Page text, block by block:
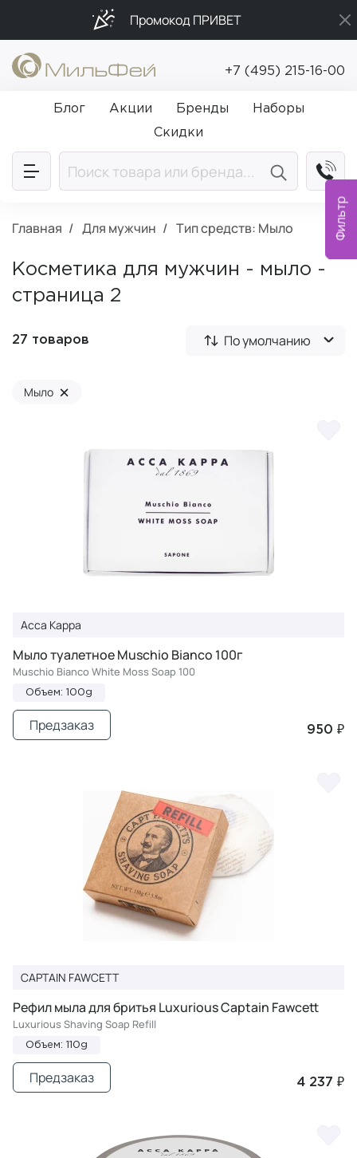
Фильтр
Промокод ПРИВЕТ
Бесплатная доставка от 5 000₽
Подарки в каждый заказ от 5 000₽
+7 (495) 215-16-00
Блог Акции Бренды
Наборы
Скидки
Главная Для мужчин Тип средств: Мыло
Косметика для мужчин - мыло -
страница 2
27 товаров По умолчанию
Мыло ×
Acca Kappa
Мыло туалетное Muschio Bianco 100г
Muschio Bianco White Moss Soap 100
Объем: 100g
950 ₽
Предзаказ
CAPTAIN FAWCETT
Рефил мыла для бритья Luxurious Captain Fawcett
Luxurious Shaving Soap Refill
Объем: 110g
4 237 ₽
Предзаказ